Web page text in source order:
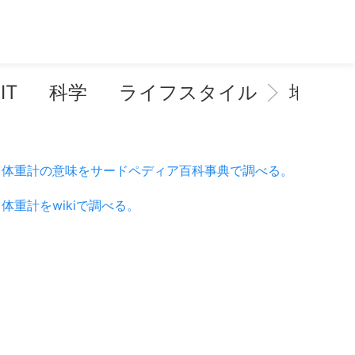
IT 科学 ライフスタイル 地域情
体重計の意味をサードペディア百科事典で調べる。
体重計をwikiで調べる。